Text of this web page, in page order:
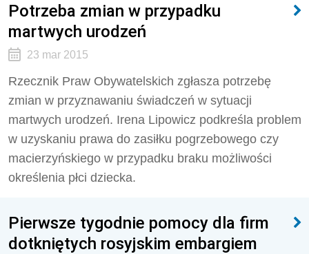
Potrzeba zmian w przypadku
martwych urodzeń
23 mar 2015
Rzecznik Praw Obywatelskich zgłasza potrzebę
zmian w przyznawaniu świadczeń w sytuacji
martwych urodzeń. Irena Lipowicz podkreśla problem
w uzyskaniu prawa do zasiłku pogrzebowego czy
macierzyńskiego w przypadku braku możliwości
określenia płci dziecka.
Pierwsze tygodnie pomocy dla firm
dotkniętych rosyjskim embargiem